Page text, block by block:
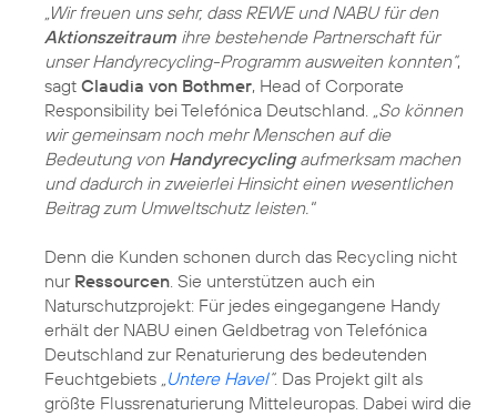
„Wir freuen uns sehr, dass REWE und NABU für den
Aktionszeitraum ihre bestehende Partnerschaft für
unser Handyrecycling-Programm ausweiten konnten“,
sagt Claudia von Bothmer, Head of Corporate
Responsibility bei Telefónica Deutschland. „So können
wir gemeinsam noch mehr Menschen auf die
Bedeutung von Handyrecyclingaufmerksam machen
und dadurch in zweierlei Hinsicht einen wesentlichen
Beitrag zum Umweltschutz leisten."
Denn die Kunden schonen durch das Recycling nicht
nur Ressourcen. Sie unterstützen auch ein
Naturschutzprojekt: Für jedes eingegangene Handy
erhält der NABU einen Geldbetrag von Telefónica
Deutschland zur Renaturierung des bedeutenden
Feuchtgebiets „Untere Havel“. Das Projekt gilt als
größte Flussrenaturierung Mitteleuropas. Dabei wird die